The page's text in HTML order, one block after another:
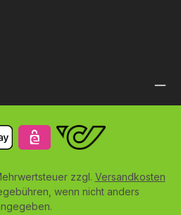
zzgl. Versandkosten
wenn nicht anders